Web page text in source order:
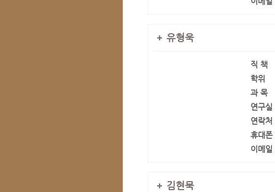
유형욱
직 책
학위
과 목
연구실
연락처
휴대폰
이메일
김현묵